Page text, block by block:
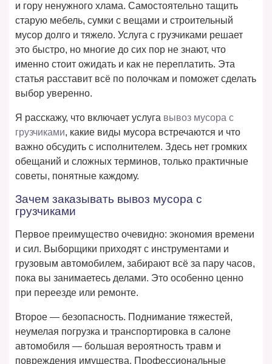
и гору ненужного хлама. Самостоятельно тащить
старую мебель, сумки с вещами и строительный
мусор долго и тяжело. Услуга с грузчиками решает
это быстро, но многие до сих пор не знают, что
именно стоит ожидать и как не переплатить. Эта
статья расставит всё по полочкам и поможет сделать
выбор уверенно.
Я расскажу, что включает услуга вывоз мусора с
грузчиками, какие виды мусора встречаются и что
важно обсудить с исполнителем. Здесь нет громких
обещаний и сложных терминов, только практичные
советы, понятные каждому.
Зачем заказывать вывоз мусора с
грузчиками
Первое преимущество очевидно: экономия времени
и сил. Выборщики приходят с инструментами и
грузовым автомобилем, забирают всё за пару часов,
пока вы занимаетесь делами. Это особенно ценно
при переезде или ремонте.
Второе — безопасность. Поднимание тяжестей,
неумелая погрузка и транспортировка в салоне
автомобиля — большая вероятность травм и
повреждения имущества. Профессиональные